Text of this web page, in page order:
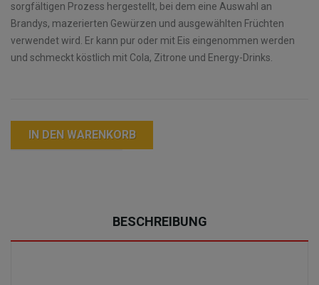
sorgfältigen Prozess hergestellt, bei dem eine Auswahl an
Brandys, mazerierten Gewürzen und ausgewählten Früchten
verwendet wird. Er kann pur oder mit Eis eingenommen werden
und schmeckt köstlich mit Cola, Zitrone und Energy-Drinks.
IN DEN WARENKORB
BESCHREIBUNG